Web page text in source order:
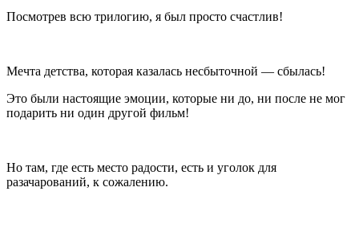
Посмотрев всю трилогию, я был просто счастлив!
Мечта детства, которая казалась несбыточной — сбылась!
Это были настоящие эмоции, которые ни до, ни после не мог
подарить ни один другой фильм!
Но там, где есть место радости, есть и уголок для
разачарований, к сожалению.